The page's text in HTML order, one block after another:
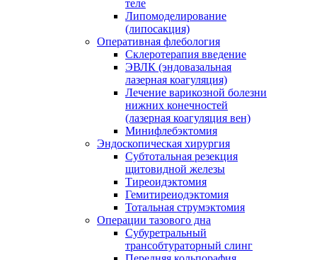
теле
Липомоделирование
(липосакция)
Оперативная флебология
Склеротерапия введение
ЭВЛК (эндовазальная
лазерная коагуляция)
Лечение варикозной болезни
нижних конечностей
(лазерная коагуляция вен)
Минифлебэктомия
Эндоскопическая хирургия
Субтотальная резекция
щитовидной железы
Тиреоидэктомия
Гемитиреиодэктомия
Тотальная струмэктомия
Операции тазового дна
Субуретральный
трансобтураторный слинг